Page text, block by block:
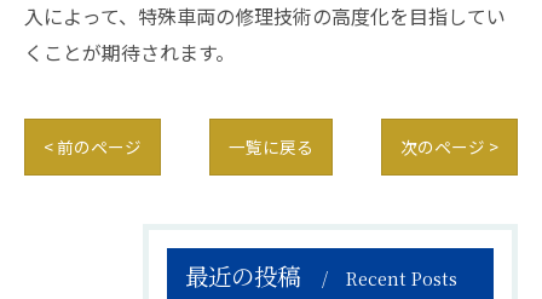
入によって、特殊車両の修理技術の高度化を目指してい
くことが期待されます。
< 前のページ 一覧に戻る 次のページ >
最近の投稿 Recent Posts